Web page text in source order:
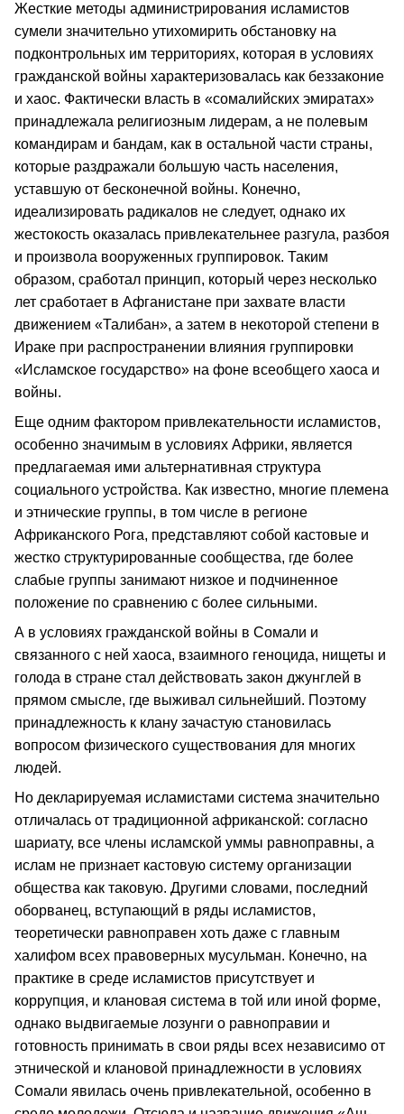
Жесткие методы администрирования исламистов
сумели значительно утихомирить обстановку на
подконтрольных им территориях, которая в условиях
гражданской войны характеризовалась как беззаконие
и хаос. Фактически власть в «сомалийских эмиратах»
принадлежала религиозным лидерам, а не полевым
командирам и бандам, как в остальной части страны,
которые раздражали большую часть населения,
уставшую от бесконечной войны. Конечно,
идеализировать радикалов не следует, однако их
жестокость оказалась привлекательнее разгула, разбоя
и произвола вооруженных группировок. Таким
образом, сработал принцип, который через несколько
лет сработает в Афганистане при захвате власти
движением «Талибан», а затем в некоторой степени в
Ираке при распространении влияния группировки
«Исламское государство» на фоне всеобщего хаоса и
войны.
Еще одним фактором привлекательности исламистов,
особенно значимым в условиях Африки, является
предлагаемая ими альтернативная структура
социального устройства. Как известно, многие племена
и этнические группы, в том числе в регионе
Африканского Рога, представляют собой кастовые и
жестко структурированные сообщества, где более
слабые группы занимают низкое и подчиненное
положение по сравнению с более сильными.
А в условиях гражданской войны в Сомали и
связанного с ней хаоса, взаимного геноцида, нищеты и
голода в стране стал действовать закон джунглей в
прямом смысле, где выживал сильнейший. Поэтому
принадлежность к клану зачастую становилась
вопросом физического существования для многих
людей.
Но декларируемая исламистами система значительно
отличалась от традиционной африканской: согласно
шариату, все члены исламской уммы равноправны, а
ислам не признает кастовую систему организации
общества как таковую. Другими словами, последний
оборванец, вступающий в ряды исламистов,
теоретически равноправен хоть даже с главным
халифом всех правоверных мусульман. Конечно, на
практике в среде исламистов присутствует и
коррупция, и клановая система в той или иной форме,
однако выдвигаемые лозунги о равноправии и
готовность принимать в свои ряды всех независимо от
этнической и клановой принадлежности в условиях
Сомали явилась очень привлекательной, особенно в